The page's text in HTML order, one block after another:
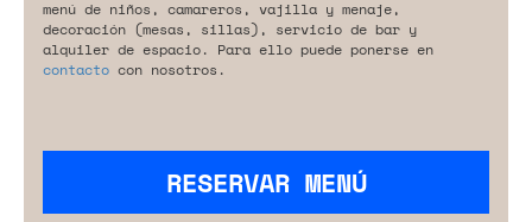
menú de niños, camareros, vajilla y menaje,
decoración (mesas, sillas), servicio de bar y
alquiler de espacio. Para ello puede ponerse en
contacto con nosotros.
RESERVAR MENÚ